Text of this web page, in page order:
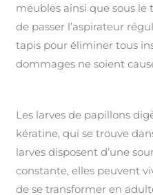
meubles ainsi que sous
de passer l’aspirateur
tapis pour éliminer tous
dommages ne soient
Les larves de papillons
kératine, qui se trouve
larves disposent d’une
constante, elles peuvent
de se transformer en